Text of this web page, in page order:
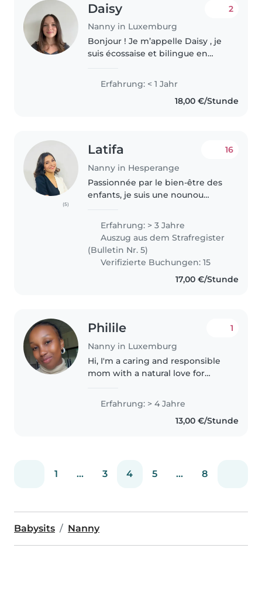
Daisy
Nanny in Luxemburg
2
Bonjour ! Je m’appelle Daisy , je
suis écossaise et bilingue en
passe actuellement mon bac et
je cherche à faire du baby-sitting
pendant les vacances..
Erfahrung: < 1 Jahr
18,00 €/Stunde
(5)
Latifa
Nanny in Hesperange
16
Passionnée par le bien-être des
enfants, je suis une nounou
responsable. Forte d’une
expérience solide, je propose
des activités éducatives et
ludiques adaptées..
Erfahrung: > 3 Jahre
Auszug aus dem Strafregister
(Bulletin Nr. 5)
Verifizierte Buchungen: 15
17,00 €/Stunde
Philile
Nanny in Luxemburg
1
Hi, I'm a caring and responsible
mom with a natural love for
experience and enjoy creating a
safe, happy environment. I'm
patient, reliable, and love
Erfahrung: > 4 Jahre
13,00 €/Stunde
1 ... 3 4 5 ... 8
Babysits Nanny